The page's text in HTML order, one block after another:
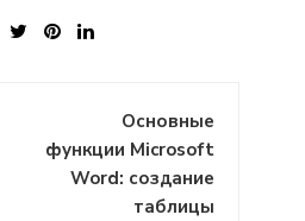
Основные
функции Microsoft
Word: создание
таблицы